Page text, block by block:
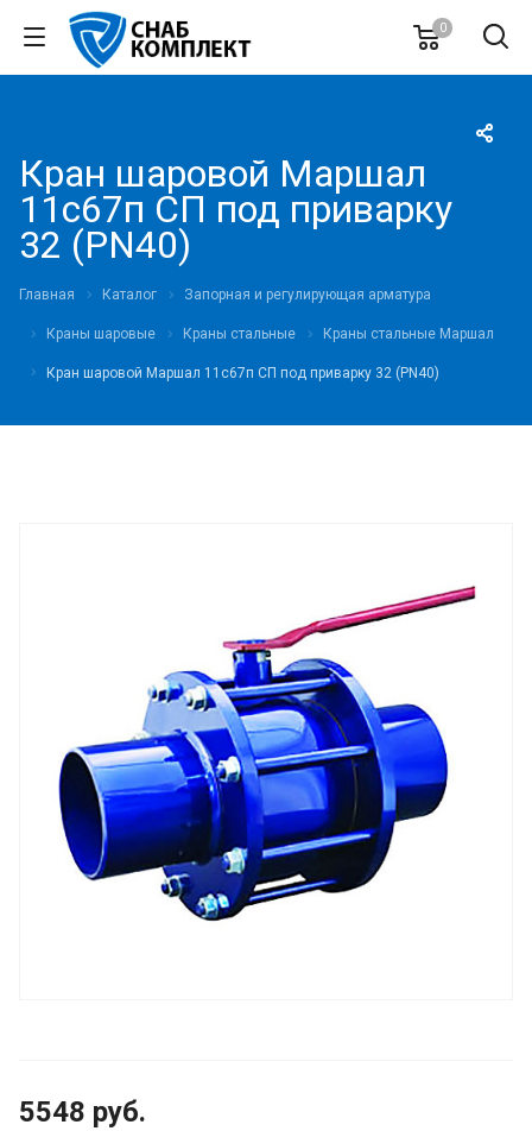
0
Кран шаровой Маршал
11с67п СП под приварку
32 (PN40)
Главная Каталог Запорная и регулирующая арматура
Краны шаровые Краны стальные Краны стальные Маршал
Кран шаровой Маршал 11с67п СП под приварку 32 (PN40)
5548 руб.